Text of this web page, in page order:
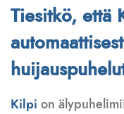
Tiesitkö, että
Kilpi on